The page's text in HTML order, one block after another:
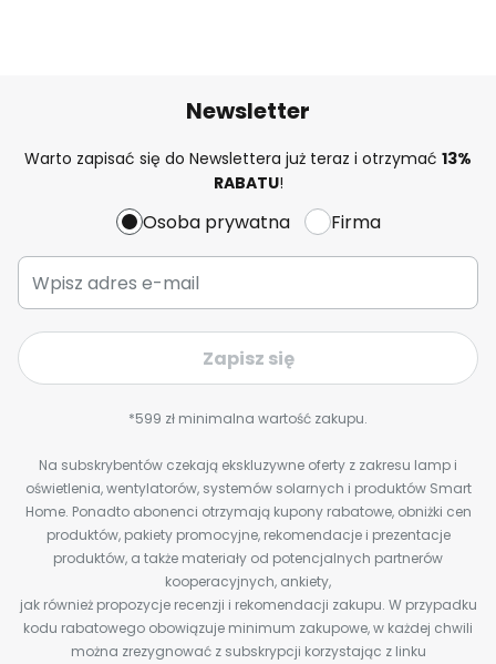
Newsletter
Warto zapisać się do Newslettera już teraz i otrzymać 13%
RABATU!
Osoba prywatna Firma
Zapisz się
*599 zł minimalna wartość zakupu.
Na subskrybentów czekają ekskluzywne oferty z zakresu lamp i
oświetlenia, wentylatorów, systemów solarnych i produktów Smart
Home. Ponadto abonenci otrzymają kupony rabatowe, obniżki cen
produktów, pakiety promocyjne, rekomendacje i prezentacje
produktów, a także materiały od potencjalnych partnerów
kooperacyjnych, ankiety,
jak również propozycje recenzji i rekomendacji zakupu. W przypadku
kodu rabatowego obowiązuje minimum zakupowe, w każdej chwili
można zrezygnować z subskrypcji korzystając z linku